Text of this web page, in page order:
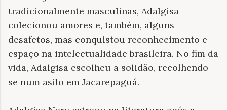
tradicionalmente masculinas, Adalgisa
colecionou amores e, também, alguns
desafetos, mas conquistou reconhecimento e
espaço na intelectualidade brasileira. No fim da
vida, Adalgisa escolheu a solidão, recolhendo-
se num asilo em Jacarepaguá.